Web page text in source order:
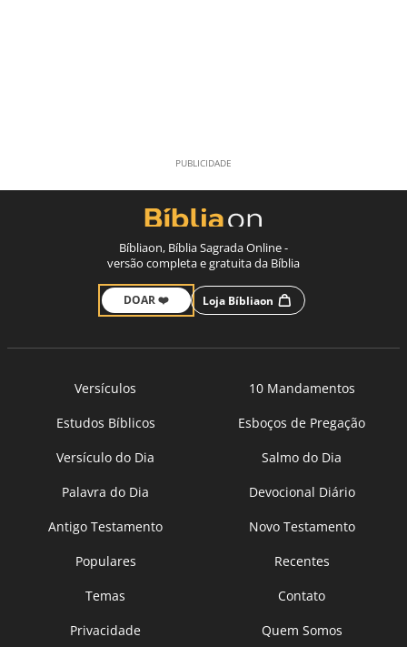
Bíbliaon, Bíblia Sagrada Online -
versão completa e gratuita da Bíblia
DOAR ❤️ Loja Bíbliaon
Versículos
10 Mandamentos
Estudos Bíblicos
Esboços de Pregação
Versículo do Dia
Salmo do Dia
Palavra do Dia
Devocional Diário
Antigo Testamento
Novo Testamento
Populares
Recentes
Temas
Contato
Privacidade
Quem Somos